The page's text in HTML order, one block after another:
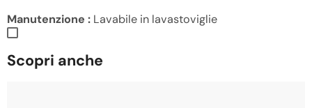
Manutenzione : Lavabile in lavastoviglie
Scopri anche